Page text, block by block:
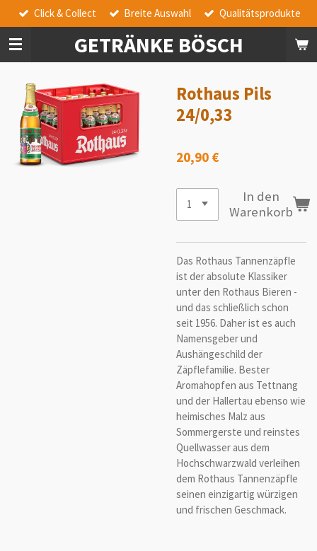
Zum
Hauptinhalt
springen
GETRÄNKE BÖSCH
Click & Collect Breite Auswahl Qualitätsprodukte
Rothaus Pils
24/0,33
20,90 €
In den
Warenkorb
Das Rothaus Tannenzäpfle
ist der absolute Klassiker
unter den Rothaus Bieren -
und das schließlich schon
seit 1956. Daher ist es auch
Namensgeber und
Aushängeschild der
Zäpflefamilie. Bester
Aromahopfen aus Tettnang
und der Hallertau ebenso wie
heimisches Malz aus
Sommergerste und reinstes
Quellwasser aus dem
Hochschwarzwald verleihen
dem Rothaus Tannenzäpfle
seinen einzigartig würzigen
und frischen Geschmack.